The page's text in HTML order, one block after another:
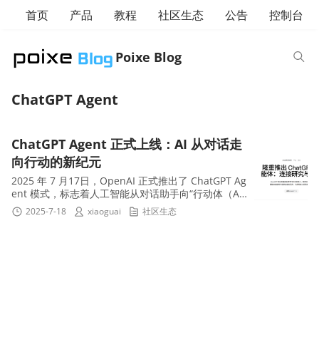
Poixe Blog
首页 产品 教程 社区生态 公告 控制台
ChatGPT Agent
ChatGPT Agent 正式上线：AI 从对话走
向行动的新纪元
2025 年 7 月17日，OpenAI 正式推出了 ChatGPT Ag
ent 模式，标志着人工智能从对话助手向“行动体（Ag
ent）”跃迁的重要节点。这项新功能打破了传统 AI 工
具“只...
2025-7-18 xiaoguai 社区生态